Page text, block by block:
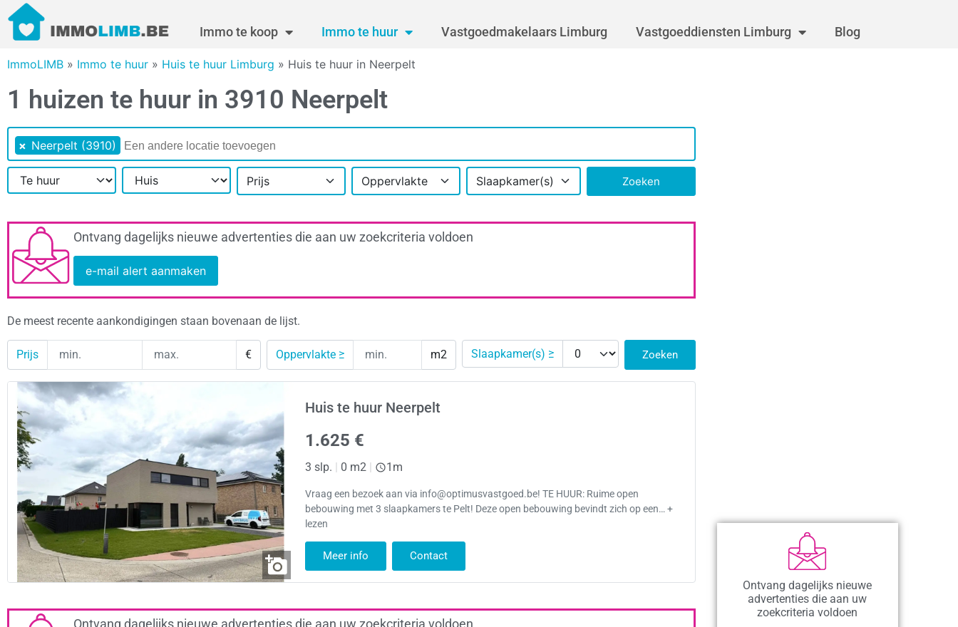
Immo te koop Immo te huur Vastgoedmakelaars Limburg Vastgoeddiensten Limburg Blog
ImmoLIMB » Immo te huur » Huis te huur Limburg » Huis te huur in Neerpelt
1 huizen te huur in 3910 Neerpelt
× Neerpelt (3910)
Prijs Oppervlakte Slaapkamer(s) Zoeken
Ontvang dagelijks nieuwe advertenties die aan uw zoekcriteria voldoen
e-mail alert aanmaken
De meest recente aankondigingen staan bovenaan de lijst.
Prijs € Oppervlakte ≥ m2 Slaapkamer(s) ≥ Zoeken
Huis te huur Neerpelt
1.625 €
3 slp. 0 m2 1m
Vraag een bezoek aan via info@optimusvastgoed.be! TE HUUR: Ruime open
bebouwing met 3 slaapkamers te Pelt! Deze open bebouwing bevindt zich op een… +
lezen
Meer info Contact
Ontvang dagelijks nieuwe advertenties die aan uw zoekcriteria voldoen
Ontvang dagelijks nieuwe
advertenties die aan uw
zoekcriteria voldoen